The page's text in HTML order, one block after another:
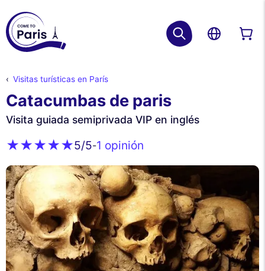
Visitas turísticas en París
Catacumbas de paris
Visita guiada semiprivada VIP en inglés
5/5-1 opinión